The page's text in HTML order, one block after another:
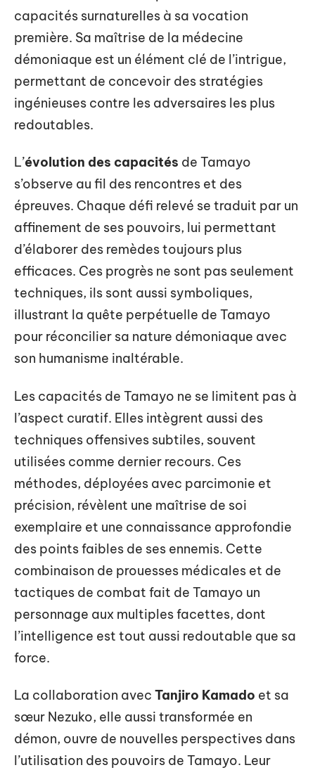
capacités surnaturelles à sa vocation
première. Sa maîtrise de la médecine
démoniaque est un élément clé de l’intrigue,
permettant de concevoir des stratégies
ingénieuses contre les adversaires les plus
redoutables.
L’évolution des capacités de Tamayo
s’observe au fil des rencontres et des
épreuves. Chaque défi relevé se traduit par un
affinement de ses pouvoirs, lui permettant
d’élaborer des remèdes toujours plus
efficaces. Ces progrès ne sont pas seulement
techniques, ils sont aussi symboliques,
illustrant la quête perpétuelle de Tamayo
pour réconcilier sa nature démoniaque avec
son humanisme inaltérable.
Les capacités de Tamayo ne se limitent pas à
l’aspect curatif. Elles intègrent aussi des
techniques offensives subtiles, souvent
utilisées comme dernier recours. Ces
méthodes, déployées avec parcimonie et
précision, révèlent une maîtrise de soi
exemplaire et une connaissance approfondie
des points faibles de ses ennemis. Cette
combinaison de prouesses médicales et de
tactiques de combat fait de Tamayo un
personnage aux multiples facettes, dont
l’intelligence est tout aussi redoutable que sa
force.
La collaboration avec Tanjiro Kamado et sa
sœur Nezuko, elle aussi transformée en
démon, ouvre de nouvelles perspectives dans
l’utilisation des pouvoirs de Tamayo. Leur